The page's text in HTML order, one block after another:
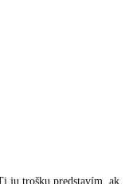
ju trošku predstavím, ak